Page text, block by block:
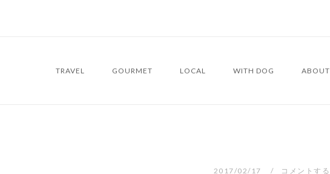
TRAVEL GOURMET LOCAL WITH DOG ABOUT
2017/02/17 コメントする